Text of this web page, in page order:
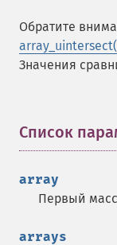
Обратите
Значения
Список
array
Первый
arrays